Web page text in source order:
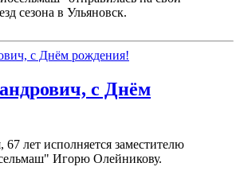
сезона в Ульяновск.
с Днём
67 лет исполняется заместителю
Игорю Олейникову.